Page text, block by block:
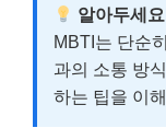
알아두세
MBTI는 단순
과의 소통 방
하는 팁을 이